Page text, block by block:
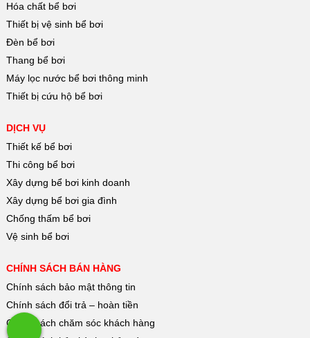
Hóa chất bể bơi
Thiết bị vệ sinh bể bơi
Đèn bể bơi
Thang bể bơi
Máy lọc nước bể bơi thông minh
Thiết bị cứu hộ bể bơi
DỊCH VỤ
Thiết kế bể bơi
Thi công bể bơi
Xây dựng bể bơi kinh doanh
Xây dựng bể bơi gia đình
Chống thấm bể bơi
Vệ sinh bể bơi
CHÍNH SÁCH BÁN HÀNG
Chính sách bảo mật thông tin
Chính sách đổi trả – hoàn tiền
Chính sách chăm sóc khách hàng